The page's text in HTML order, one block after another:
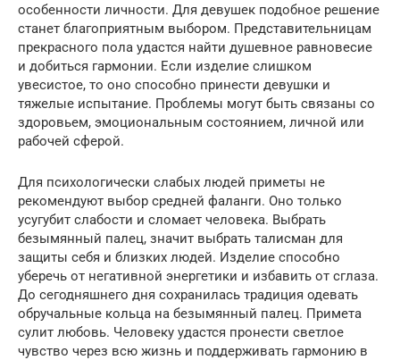
особенности личности. Для девушек подобное решение
станет благоприятным выбором. Представительницам
прекрасного пола удастся найти душевное равновесие
и добиться гармонии. Если изделие слишком
увесистое, то оно способно принести девушки и
тяжелые испытание. Проблемы могут быть связаны со
здоровьем, эмоциональным состоянием, личной или
рабочей сферой.
Для психологически слабых людей приметы не
рекомендуют выбор средней фаланги. Оно только
усугубит слабости и сломает человека. Выбрать
безымянный палец, значит выбрать талисман для
защиты себя и близких людей. Изделие способно
уберечь от негативной энергетики и избавить от сглаза.
До сегодняшнего дня сохранилась традиция одевать
обручальные кольца на безымянный палец. Примета
сулит любовь. Человеку удастся пронести светлое
чувство через всю жизнь и поддерживать гармонию в